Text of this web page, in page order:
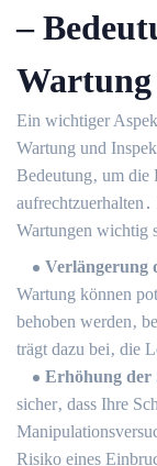
–
Ein wichtiger
Wartung und
Bedeutung‚ um
Wartungen wichtig
Verlängerung
Wartung können
behoben werden‚
trägt dazu bei‚ die
Erhöhung der
sicher‚ dass Ihre
Risiko eines